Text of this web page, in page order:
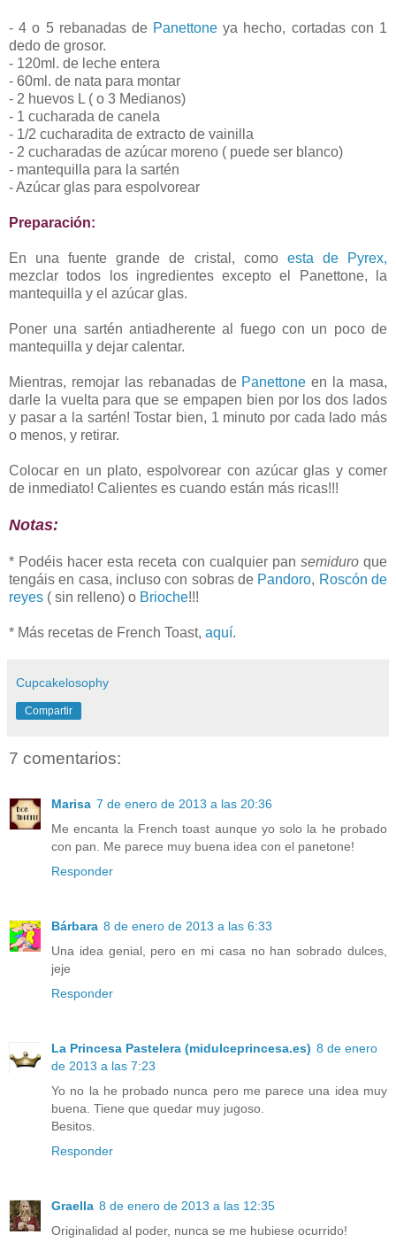
- 4 o 5 rebanadas de Panettone ya hecho, cortadas con 1
dedo de grosor.
- 120ml. de leche entera
- 60ml. de nata para montar
- 2 huevos L ( o 3 Medianos)
- 1 cucharada de canela
- 1/2 cucharadita de extracto de vainilla
- 2 cucharadas de azúcar moreno ( puede ser blanco)
- mantequilla para la sartén
- Azúcar glas para espolvorear
Preparación:
En una fuente grande de cristal, como esta de Pyrex,
mezclar todos los ingredientes excepto el Panettone, la
mantequilla y el azúcar glas.
Poner una sartén antiadherente al fuego con un poco de
mantequilla y dejar calentar.
Mientras, remojar las rebanadas de Panettone en la masa,
darle la vuelta para que se empapen bien por los dos lados
y pasar a la sartén! Tostar bien, 1 minuto por cada lado más
o menos, y retirar.
Colocar en un plato, espolvorear con azúcar glas y comer
de inmediato! Calientes es cuando están más ricas!!!
Notas:
* Podéis hacer esta receta con cualquier pan semiduroque
tengáis en casa, incluso con sobras de Pandoro, Roscón de
reyes ( sin relleno) o Brioche!!!
* Más recetas de French Toast, aquí.
Cupcakelosophy
Compartir
7 comentarios:
Marisa 7 de enero de 2013 a las 20:36
Me encanta la French toast aunque yo solo la he probado
con pan. Me parece muy buena idea con el panetone!
Responder
Bárbara 8 de enero de 2013 a las 6:33
Una idea genial, pero en mi casa no han sobrado dulces,
jeje
Responder
La Princesa Pastelera (midulceprincesa.es) 8 de enero
de 2013 a las 7:23
Yo no la he probado nunca pero me parece una idea muy
buena. Tiene que quedar muy jugoso.
Besitos.
Responder
Graella 8 de enero de 2013 a las 12:35
Originalidad al poder, nunca se me hubiese ocurrido!